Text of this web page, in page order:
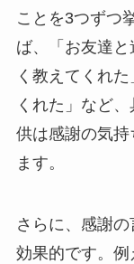
ことを3つずつ
ば、「お友達
く教えてくれ
くれた」など
供は感謝の気持
ます。
さらに、感謝
効果的です。